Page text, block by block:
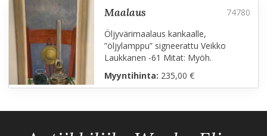
maalaus
Öljyvärimaalaus kankaalle,
”öljylamppu” signeerattu Veikko
Laukkanen -61 Mitat: Myöh.
Myyntihinta: 235,00 €